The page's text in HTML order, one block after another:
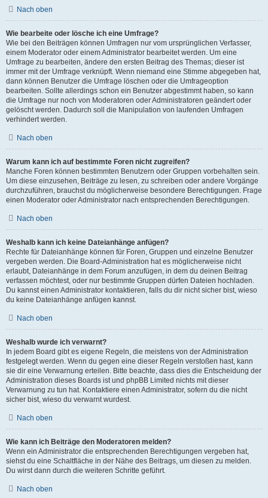
Nach oben
Wie bearbeite oder lösche ich eine Umfrage?
Wie bei den Beiträgen können Umfragen nur vom ursprünglichen Verfasser,
einem Moderator oder einem Administrator bearbeitet werden. Um eine
Umfrage zu bearbeiten, ändere den ersten Beitrag des Themas; dieser ist
immer mit der Umfrage verknüpft. Wenn niemand eine Stimme abgegeben hat,
dann können Benutzer die Umfrage löschen oder die Umfrageoption
bearbeiten. Sollte allerdings schon ein Benutzer abgestimmt haben, so kann
die Umfrage nur noch von Moderatoren oder Administratoren geändert oder
gelöscht werden. Dadurch soll die Manipulation von laufenden Umfragen
verhindert werden.
Nach oben
Warum kann ich auf bestimmte Foren nicht zugreifen?
Manche Foren können bestimmten Benutzern oder Gruppen vorbehalten sein.
Um diese einzusehen, Beiträge zu lesen, zu schreiben oder andere Vorgänge
durchzuführen, brauchst du möglicherweise besondere Berechtigungen. Frage
einen Moderator oder Administrator nach entsprechenden Berechtigungen.
Nach oben
Weshalb kann ich keine Dateianhänge anfügen?
Rechte für Dateianhänge können für Foren, Gruppen und einzelne Benutzer
vergeben werden. Die Board-Administration hat es möglicherweise nicht
erlaubt, Dateianhänge in dem Forum anzufügen, in dem du deinen Beitrag
verfassen möchtest, oder nur bestimmte Gruppen dürfen Dateien hochladen.
Du kannst einen Administrator kontaktieren, falls du dir nicht sicher bist, wieso
du keine Dateianhänge anfügen kannst.
Nach oben
Weshalb wurde ich verwarnt?
In jedem Board gibt es eigene Regeln, die meistens von der Administration
festgelegt werden. Wenn du gegen eine dieser Regeln verstoßen hast, kann
sie dir eine Verwarnung erteilen. Bitte beachte, dass dies die Entscheidung der
Administration dieses Boards ist und phpBB Limited nichts mit dieser
Verwarnung zu tun hat. Kontaktiere einen Administrator, sofern du die nicht
sicher bist, wieso du verwarnt wurdest.
Nach oben
Wie kann ich Beiträge den Moderatoren melden?
Wenn ein Administrator die entsprechenden Berechtigungen vergeben hat,
siehst du eine Schaltfläche in der Nähe des Beitrags, um diesen zu melden.
Du wirst dann durch die weiteren Schritte geführt.
Nach oben